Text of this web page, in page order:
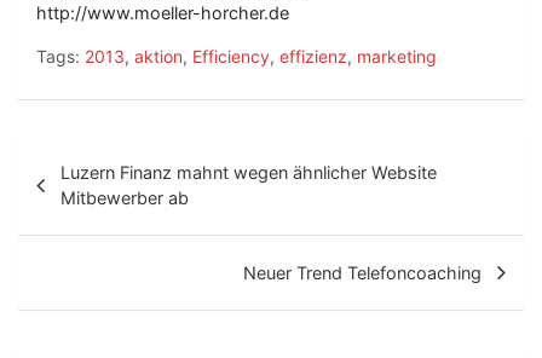
http://www.moeller-horcher.de
Tags: 2013, aktion, Efficiency, effizienz, marketing
e
i
r
Luzern Finanz mahnt wegen ähnlicher Website
Mitbewerber ab
Neuer Trend Telefoncoaching